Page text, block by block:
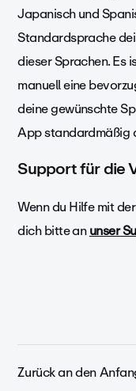
Japanisch und
Standardsprache
dieser Sprachen. Es
manuell eine
deine gewünschte
App standardmäßig
Support für die
Wenn du Hilfe mit
dich bitte anunser
Zurück an den